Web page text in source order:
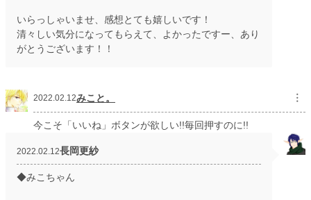
いらっしゃいませ、感想とても嬉しいです！
清々しい気分になってもらえて、よかったですー、あり
がとうございます！！
2022.02.12みこと。 ︙
今こそ「いいね」ボタンが欲しい!!毎回押すのに!!
2022.02.12長岡更紗
◆みこちゃん